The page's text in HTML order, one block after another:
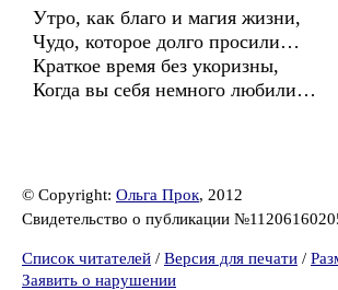
Утро, как благо и магия жизни,
Чудо, которое долго просили…
Краткое время без укоризны,
Когда вы себя немного любили…
© Copyright: Ольга Прок, 2012
Свидетельство о публикации
Список читателей / Версия для печати /
Заявить о нарушении